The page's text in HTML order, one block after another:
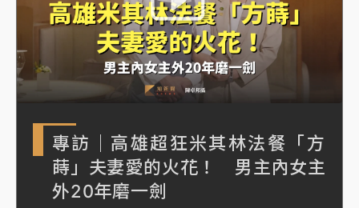
台積電殺35元、台股跌近300點 被動元件、低軌衛星
及載板皆走弱
中信慈善基金會想增加董事人數！辜仲諒向法院聲請遭
駁 理由曝光
故宮《龍藏經》特展第2檔！今線上預約開賣一度塞車
周六起展出延長至晚上7時
台東農業處長涉圖利渡假村！東檢抗告成功 今重開羈
押庭
專訪｜高雄超狂米其林法餐「方
蒔」夫妻愛的火花！ 男主內女主
外20年磨一劍